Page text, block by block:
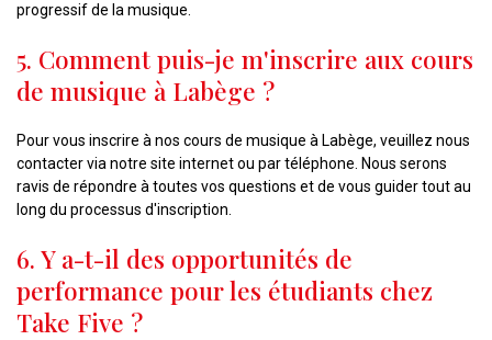
progressif de la musique.
5. Comment puis-je m'inscrire aux cours
de musique à Labège ?
Pour vous inscrire à nos cours de musique à Labège, veuillez nous
contacter via notre site internet ou par téléphone. Nous serons
ravis de répondre à toutes vos questions et de vous guider tout au
long du processus d'inscription.
6. Y a-t-il des opportunités de
performance pour les étudiants chez
Take Five ?